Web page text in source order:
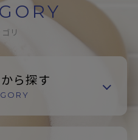
リ
ら探す